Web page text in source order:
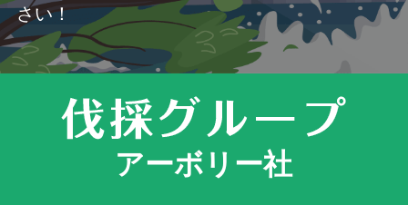
さい！
アーボリー社